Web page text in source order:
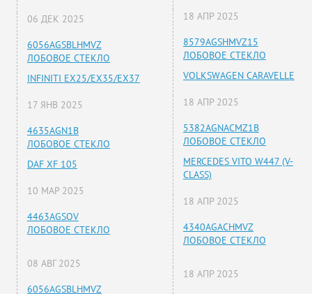
06 ДЕК 2025
6056AGSBLHMVZ
ЛОБОВОЕ СТЕКЛО
INFINITI EX25/EX35/EX37
17 ЯНВ 2025
4635AGN1B
ЛОБОВОЕ СТЕКЛО
DAF XF 105
10 МАР 2025
4463AGSOV
ЛОБОВОЕ СТЕКЛО
08 АВГ 2025
6056AGSBLHMVZ
18 АПР 2025
8579AGSHMVZ15
ЛОБОВОЕ СТЕКЛО
VOLKSWAGEN CARAVELLE
18 АПР 2025
5382AGNACMZ1B
ЛОБОВОЕ СТЕКЛО
MERCEDES VITO W447 (V-
CLASS)
18 АПР 2025
4340AGACHMVZ
ЛОБОВОЕ СТЕКЛО
18 АПР 2025